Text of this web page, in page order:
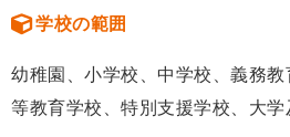
学校の範囲
幼稚園、小学校、中学校、義務
等教育学校、特別支援学校、大